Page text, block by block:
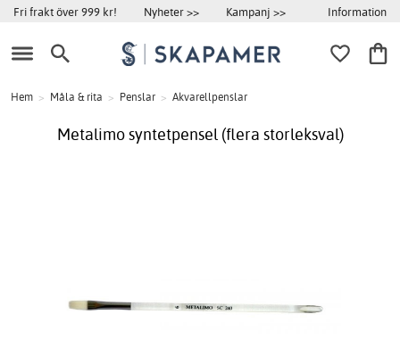
Fri frakt över 999 kr! Nyheter >> Kampanj >> Information
Hem > Måla & rita > Penslar > Akvarellpenslar
Metalimo syntetpensel (flera storleksval)